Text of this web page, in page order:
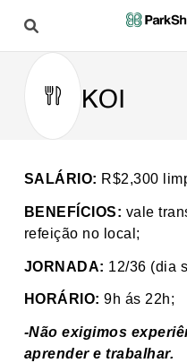
KOI
SALÁRIO: R$2,300
BENEFÍCIOS: vale
refeição no local;
JORNADA: 12/36 (dia
HORÁRIO: 9h ás 22h;
-Não exigimos
aprender e trabalhar.